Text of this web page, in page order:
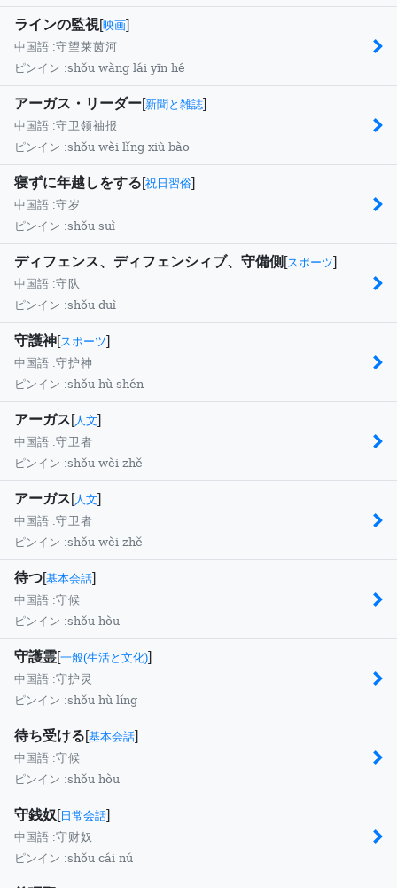
ラインの監視[映画]
中国語 :守望莱茵河
ピンイン :shǒu wàng lái yīn hé
アーガス・リーダー[新聞と雑誌]
中国語 :守卫领袖报
ピンイン :shǒu wèi lǐng xiù bào
寝ずに年越しをする[祝日習俗]
中国語 :守岁
ピンイン :shǒu suì
ディフェンス、ディフェンシィブ、守備側 [スポーツ]
中国語 :守队
ピンイン :shǒu duì
守護神[スポーツ]
中国語 :守护神
ピンイン :shǒu hù shén
アーガス[人文]
中国語 :守卫者
ピンイン :shǒu wèi zhě
アーガス[人文]
中国語 :守卫者
ピンイン :shǒu wèi zhě
待つ[基本会話]
中国語 :守候
ピンイン :shǒu hòu
守護霊[一般(生活と文化)]
中国語 :守护灵
ピンイン :shǒu hù líng
待ち受ける[基本会話]
中国語 :守候
ピンイン :shǒu hòu
守銭奴[ 日常会話]
中国語 :守财奴
ピンイン :shǒu cái nú